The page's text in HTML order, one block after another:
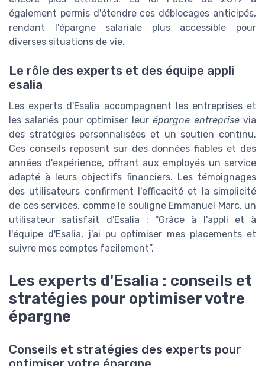
également permis d'étendre ces déblocages anticipés,
rendant l'épargne salariale plus accessible pour
diverses situations de vie.
Le rôle des experts et des équipe appli
esalia
Les experts d'Esalia accompagnent les entreprises et
les salariés pour optimiser leurépargne entreprisevia
des stratégies personnalisées et un soutien continu.
Ces conseils reposent sur des données fiables et des
années d'expérience, offrant aux employés un service
adapté à leurs objectifs financiers. Les témoignages
des utilisateurs confirment l'efficacité et la simplicité
de ces services, comme le souligne Emmanuel Marc, un
utilisateur satisfait d'Esalia : “Grâce à l'appli et à
l'équipe d'Esalia, j'ai pu optimiser mes placements et
suivre mes comptes facilement”.
Les experts d'Esalia : conseils et
stratégies pour optimiser votre
épargne
Conseils et stratégies des experts pour